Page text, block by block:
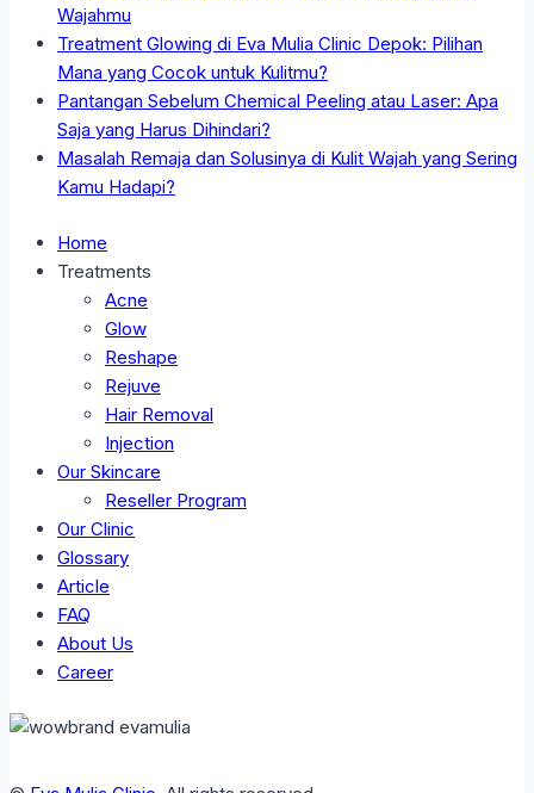
Wajahmu
Treatment Glowing di Eva Mulia Clinic Depok: Pilihan
Mana yang Cocok untuk Kulitmu?
Pantangan Sebelum Chemical Peeling atau Laser: Apa
Saja yang Harus Dihindari?
Masalah Remaja dan Solusinya di Kulit Wajah yang Sering
Kamu Hadapi?
Home
Treatments
Acne
Glow
Reshape
Rejuve
Hair Removal
Injection
Our Skincare
Reseller Program
Our Clinic
Glossary
Article
FAQ
About Us
Career